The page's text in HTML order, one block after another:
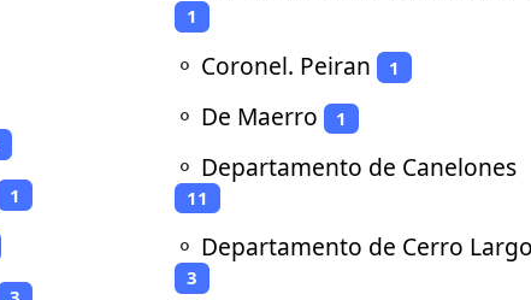
1
1
⚬ Coronel. Peiran 1
⚬ De Maerro 1
⚬ Departamento de Canelones
11
⚬ Departamento de Cerro Largo
3